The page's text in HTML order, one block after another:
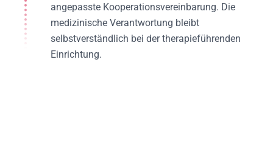
angepasste Kooperationsvereinbarung. Die
medizinische Verantwortung bleibt
selbstverständlich bei der therapieführenden
Einrichtung.